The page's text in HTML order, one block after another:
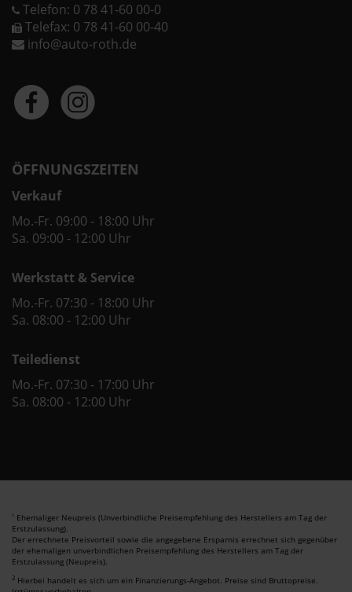
Telefon: 0 78 41-60 00-0
Telefax: 0 78 41-60 00-40
info@auto-roth.de
ÖFFNUNGSZEITEN
Verkauf
Mo.-Fr. 09:00 - 18:00 Uhr
Sa. 09:00 - 12:00 Uhr
Werkstatt & Service
Mo.-Fr. 07:30 - 18:00 Uhr
Sa. 08:00 - 12:00 Uhr
Teiledienst
Mo.-Fr. 07:30 - 17:00 Uhr
Sa. 08:00 - 12:00 Uhr
1 Ehemaliger Neupreis (Unverbindliche Preisempfehlung des Herstellers am Tag der
Erstzulassung).
Der errechnete Preisvorteil sowie die angegebene Ersparnis errechnet sich gegenüber
der ehemaligen unverbindlichen Preisempfehlung des Herstellers am Tag der
Erstzulassung (Neupreis).
2 Hierbei handelt es sich um ein Finanzierungs-Angebot. Preise sind Bruttopreise.